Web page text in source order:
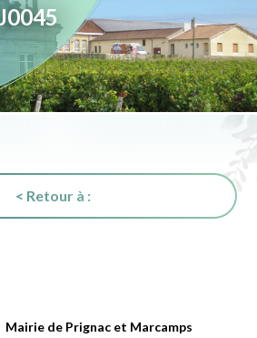
< Retour à :
Mairie de Prignac et Marcamps